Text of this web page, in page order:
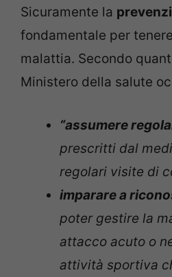
Sicuramente la
fondamentale per
malattia. Secondo
Ministero della salute
“assumere
prescritti dal
regolari visite di
imparare a
poter gestire la
attacco acuto o
attività sportiva